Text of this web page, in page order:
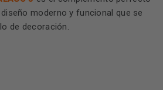
moderno y funcional que se
de decoración.